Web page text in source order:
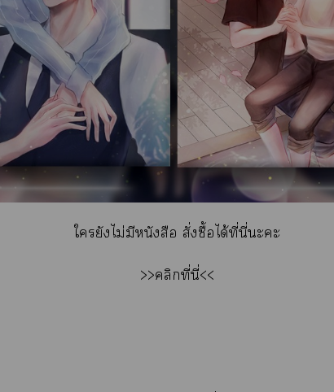
ใยังไม่มีหนังสือ สั่งซื้อได้ที่นี่ะะ
>>คลิกที่นี่<<